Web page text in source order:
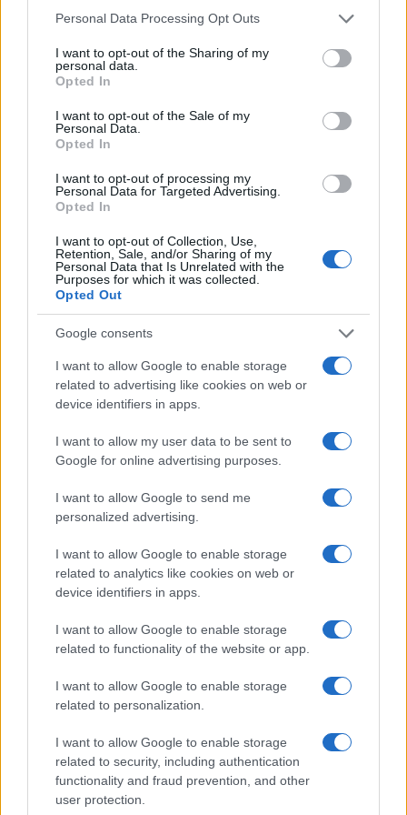
Personal Data Processing Opt Outs
I want to opt-out of the Sharing of my
personal data.
Opted In
I want to opt-out of the Sale of my
Personal Data.
Opted In
I want to opt-out of processing my
Personal Data for Targeted Advertising.
Opted In
I want to opt-out of Collection, Use,
Retention, Sale, and/or Sharing of my
Personal Data that Is Unrelated with the
Purposes for which it was collected.
Opted Out
Google consents
I want to allow Google to enable storage
related to advertising like cookies on web or
device identifiers in apps.
I want to allow my user data to be sent to
Google for online advertising purposes.
I want to allow Google to send me
personalized advertising.
I want to allow Google to enable storage
related to analytics like cookies on web or
device identifiers in apps.
I want to allow Google to enable storage
related to functionality of the website or app.
I want to allow Google to enable storage
related to personalization.
I want to allow Google to enable storage
related to security, including authentication
functionality and fraud prevention, and other
user protection.
anni passati
l’attenzione dell’amministrazione riguarda la
presenza diirregolarità fiscali pregresse
provvedimento prevede infatti che possano essere
selezionati anche contribuenti che in passato
siano stati destinatari di contestazioni o
accertamenti.
Si tratta di un criterio particolarmente severo,
dichiarazione anche in assenza di specifiche
anomalie nell’anno in corso. In sostanza, eventuali
problemi del passato possono continuare a
dichiarazione attuale risulta corretta e coerente.
Rimborsi oltre 4.000 euro sotto
osservazione
Particolare attenzione viene riservata anche alle
dichiarazioni che evidenziano un
rimborso
superiore a 4.000 euro. In questi casi il controllo
fatto che la dichiarazione sia stata presentata
o professionisti abilitati.
La soglia dei 4.000 euro continua dunque a